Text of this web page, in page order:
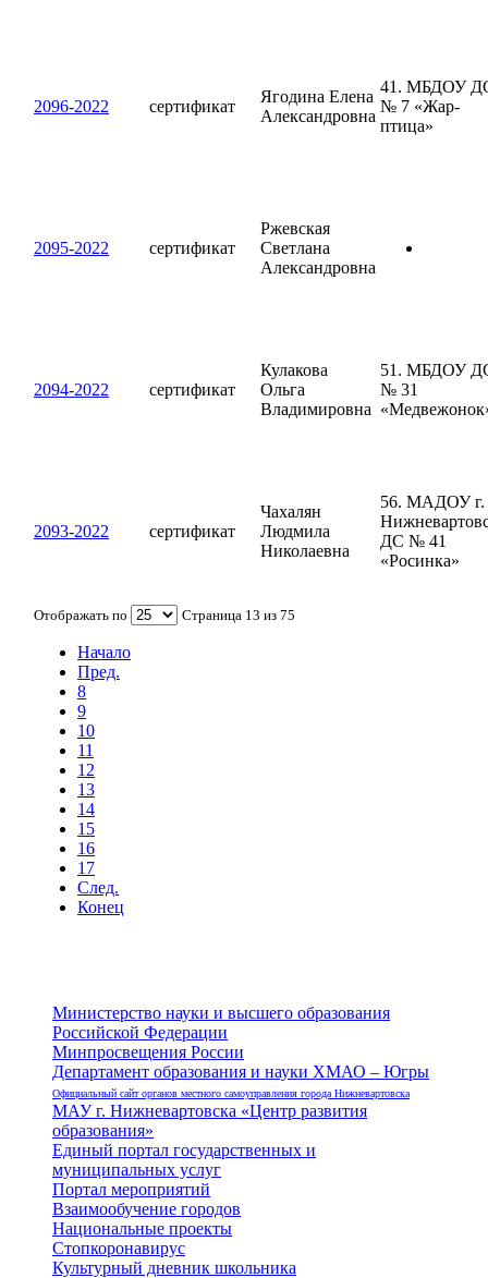
Отображать по Страница 13 из 75
Начало
Пред.
8
9
10
11
12
13
14
15
16
17
След.
Конец
2096-2022 сертификат
Ягодина Елена
Александровна
41. МБДОУ
№ 7 «Жар-
птица»
2095-2022 сертификат
Ржевская
Светлана
Александровна
2094-2022 сертификат
Кулакова
Ольга
Владимировна
51. МБДОУ
№ 31
2093-2022 сертификат
Чахалян
Людмила
Николаевна
56. МАДОУ г.
ДС № 41
«Росинка»
Министерство науки и высшего образования
Российской Федерации
Минпросвещения России
Департамент образования и науки ХМАО – Югры
Официальный сайт органов местного самоуправления города Нижневартовска
МАУ г. Нижневартовска «Центр развития
образования»
Единый портал государственных и
муниципальных услуг
Портал мероприятий
Взаимообучение городов
Национальные проекты
Стопкоронавирус
Культурный дневник школьника